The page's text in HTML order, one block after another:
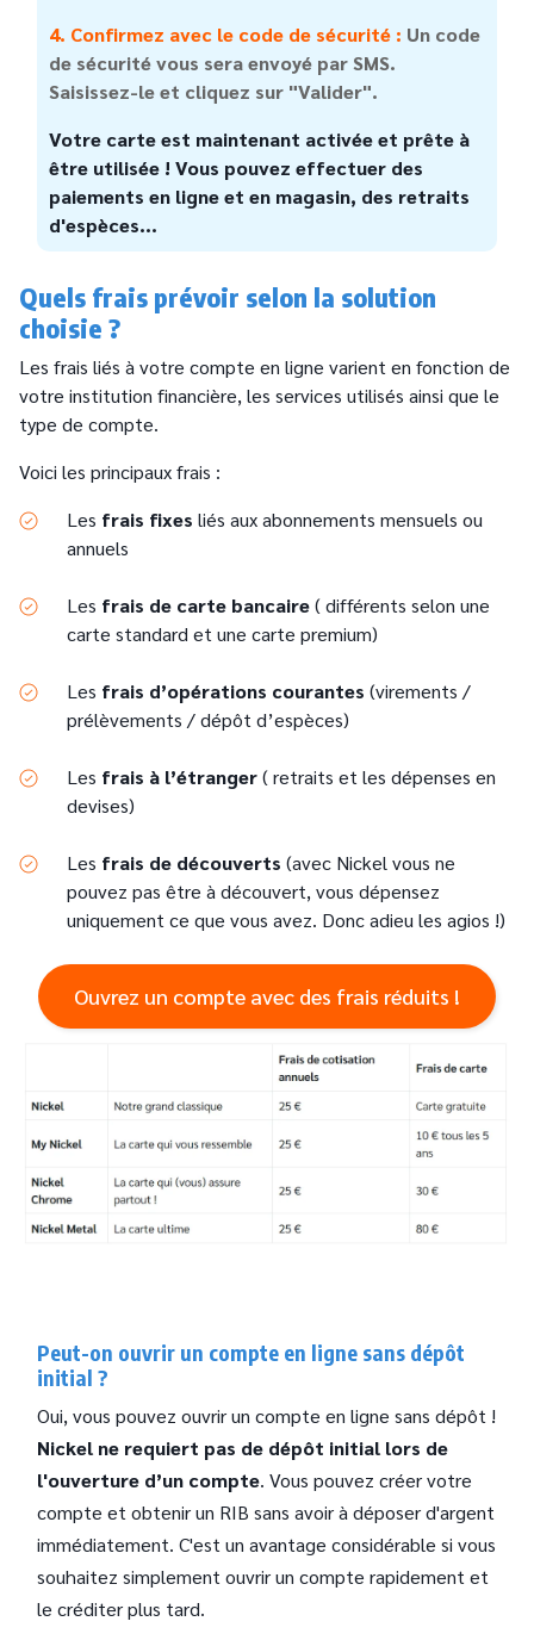
4. Confirmez avec le code de sécurité : Un code
de sécurité vous sera envoyé par SMS.
Saisissez-le et cliquez sur "Valider".
Votre carte est maintenant activée et prête à
être utilisée ! Vous pouvez effectuer des
paiements en ligne et en magasin, des retraits
d'espèces...
Quels frais prévoir selon la solution
choisie ?
Les frais liés à votre compte en ligne varient en fonction de
votre institution financière, les services utilisés ainsi que le
type de compte.
Voici les principaux frais :
Les frais fixes liés aux abonnements mensuels ou
annuels
Les frais de carte bancaire( différents selon une
carte standard et une carte premium)
Les frais d’opérations courantes (virements /
prélèvements / dépôt d’espèces)
Les frais à l’étranger( retraits et les dépenses en
devises)
Les frais de découverts (avec Nickel vous ne
pouvez pas être à découvert, vous dépensez
uniquement ce que vous avez. Donc adieu les agios !)
Ouvrez un compte avec des frais réduits !
Peut-on ouvrir un compte en ligne sans dépôt
initial ?
Oui, vous pouvez ouvrir un compte en ligne sans dépôt !
Nickel ne requiert pas de dépôt initial lors de
l'ouverture d’un compte. Vous pouvez créer votre
compte et obtenir un RIB sans avoir à déposer d'argent
immédiatement. C'est un avantage considérable si vous
souhaitez simplement ouvrir un compte rapidement et
le créditer plus tard.